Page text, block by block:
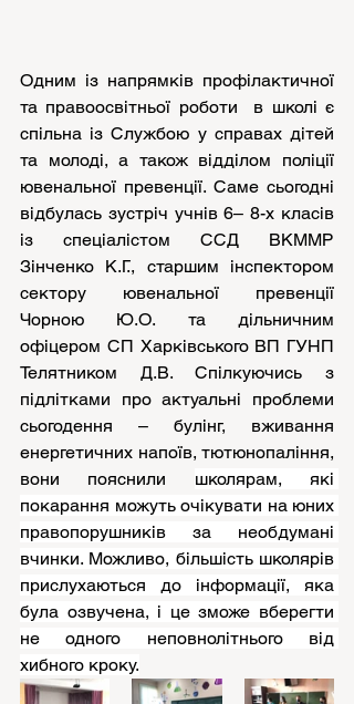
Одним із напрямків профілактичної
та правоосвітньої роботи  в школі є
спільна із Службою у справах дітей
та молоді, а також відділом поліції
ювенальної превенції. Саме сьогодні
відбулась зустріч учнів 6– 8-х класів
із спеціалістом ССД ВКММР
Зінченко К.Г., старшим інспектором
сектору ювенальної превенції
Чорною Ю.О. та дільничним
офіцером СП Харківського ВП ГУНП
Телятником Д.В. Спілкуючись з
підлітками про актуальні проблеми
сьогодення – булінг, вживання
енергетичних напоїв, тютюнопаління,
вони пояснили школярам, які
покарання можуть очікувати на юних
правопорушників за необдумані
вчинки. Можливо, більшість школярів
прислухаються до інформації, яка
була озвучена, і це зможе вберегти
не одного неповнолітнього від
хибного кроку.